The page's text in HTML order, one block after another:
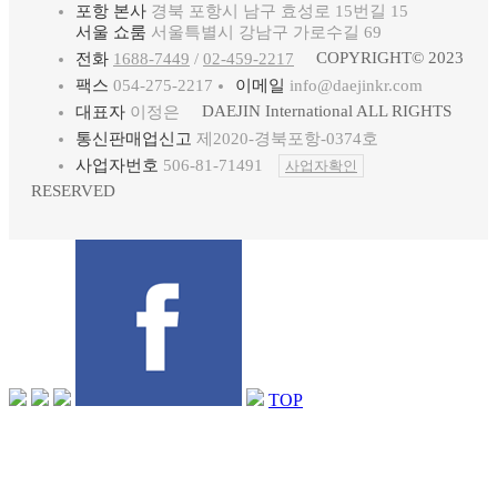
포항 본사 경북 포항시 남구 효성로 15번길 15
서울 쇼룸 서울특별시 강남구 가로수길 69
전화 1688-7449 / 02-459-2217
팩스 054-275-2217 이메일 info@daejinkr.com
대표자 이정은
통신판매업신고 제2020-경북포항-0374호
사업자번호 506-81-71491 사업자확인
COPYRIGHT© 2023
DAEJIN International ALL RIGHTS
RESERVED
TOP